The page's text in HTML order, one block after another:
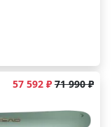
57 592 ₽ 71 990 ₽